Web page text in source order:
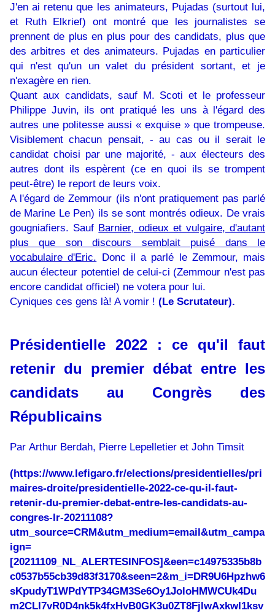
J'en ai retenu que les animateurs, Pujadas (surtout lui,
et Ruth Elkrief) ont montré que les journalistes se
prennent de plus en plus pour des candidats, plus que
des arbitres et des animateurs. Pujadas en particulier
qui n'est qu'un un valet du président sortant, et je
n'exagère en rien.
Quant aux candidats, sauf M. Scoti et le professeur
Philippe Juvin, ils ont pratiqué les uns à l'égard des
autres une politesse aussi « exquise » que trompeuse.
Visiblement chacun pensait, - au cas ou il serait le
candidat choisi par une majorité, - aux électeurs des
autres dont ils espèrent (ce en quoi ils se trompent
peut-être) le report de leurs voix.
A l'égard de Zemmour (ils n'ont pratiquement pas parlé
de Marine Le Pen) ils se sont montrés odieux. De vrais
gougniafiers. Sauf Barnier, odieux et vulgaire, d'autant
plus que son discours semblait puisé dans le
vocabulaire d'Eric. Donc il a parlé le Zemmour, mais
aucun électeur potentiel de celui-ci (Zemmour n'est pas
encore candidat officiel) ne votera pour lui.
Cyniques ces gens là! A vomir ! (Le Scrutateur).
Présidentielle 2022 : ce qu'il faut
retenir du premier débat entre les
candidats au Congrès des
Républicains
Par Arthur Berdah, Pierre Lepelletier et John Timsit
(https://www.lefigaro.fr/elections/presidentielles/pri
maires-droite/presidentielle-2022-ce-qu-il-faut-
retenir-du-premier-debat-entre-les-candidats-au-
congres-lr-20211108?
utm_source=CRM&utm_medium=email&utm_campa
ign=
[20211109_NL_ALERTESINFOS]&een=c14975335b8b
c0537b55cb39d83f3170&seen=2&m_i=DR9U6Hpzhw6
sKpudyT1WPdYTP34GM3Se6Oy1JoloHMWCUk4Du
m2CLI7vR0D4nk5k4fxHvB0GK3u0ZT8FjlwAxkwI1ksv